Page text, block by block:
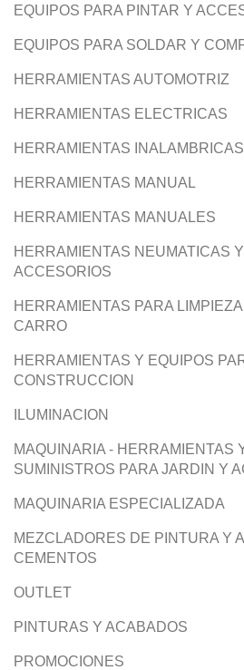
EQUIPOS PARA PINTAR Y
EQUIPOS PARA SOLDAR Y
HERRAMIENTAS AUTOMOTRIZ
HERRAMIENTAS ELECTRICAS
HERRAMIENTAS INALAMBRICAS
HERRAMIENTAS MANUAL
HERRAMIENTAS MANUALES
HERRAMIENTAS NEUMATICAS Y
ACCESORIOS
HERRAMIENTAS PARA
CARRO
HERRAMIENTAS Y EQUIPOS
CONSTRUCCION
ILUMINACION
MAQUINARIA - HERRAMIENTAS
SUMINISTROS PARA JARDIN Y
MAQUINARIA ESPECIALIZADA
MEZCLADORES DE PINTURA Y
CEMENTOS
OUTLET
PINTURAS Y ACABADOS
PROMOCIONES